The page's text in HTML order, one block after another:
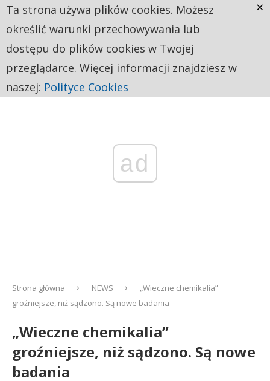
ad
Strona główna NEWS
„Wieczne chemikalia”
groźniejsze, niż sądzono. Są nowe badania
„Wieczne chemikalia”
groźniejsze, niż sądzono. Są nowe
badania
Ta strona używa plików cookies. Możesz
określić warunki przechowywania lub
dostępu do plików cookies w Twojej
przeglądarce. Więcej informacji znajdziesz w
naszej: Polityce Cookies
×